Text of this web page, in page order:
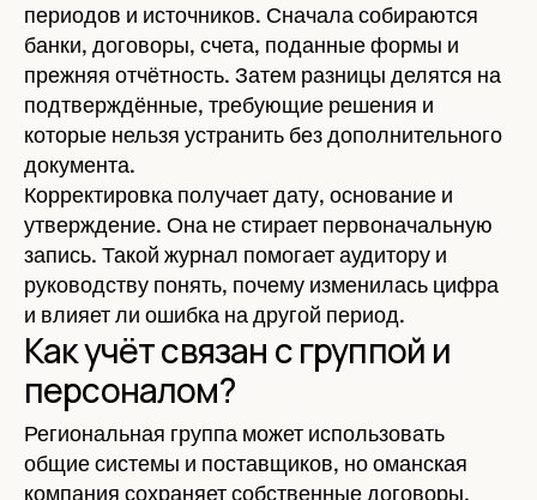
периодов и источников. Сначала собираются
банки, договоры, счета, поданные формы и
прежняя отчётность. Затем разницы делятся на
подтверждённые, требующие решения и
которые нельзя устранить без дополнительного
документа.
Корректировка получает дату, основание и
утверждение. Она не стирает первоначальную
запись. Такой журнал помогает аудитору и
руководству понять, почему изменилась цифра
и влияет ли ошибка на другой период.
Как учёт связан с группой и
персоналом?
Региональная группа может использовать
общие системы и поставщиков, но оманская
компания сохраняет собственные договоры,